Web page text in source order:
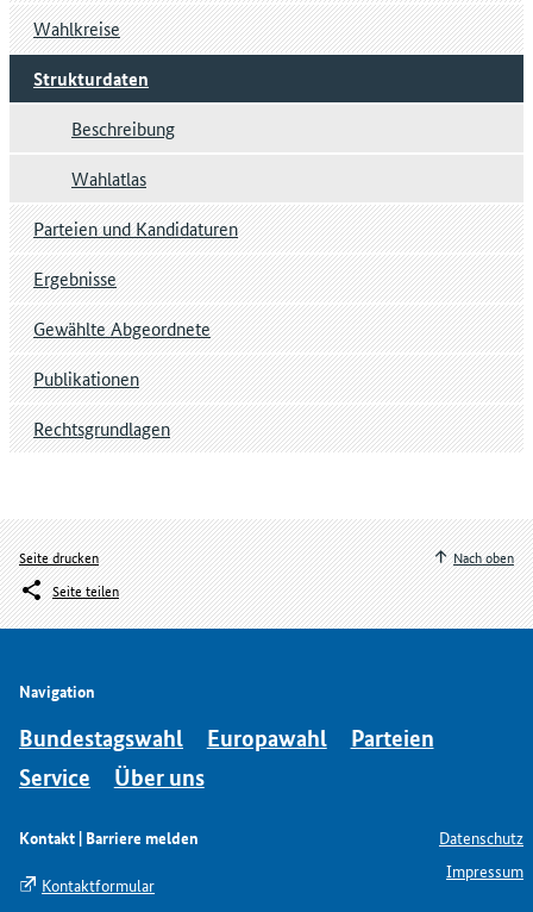
Wahlkreise
Strukturdaten
Beschreibung
Wahlatlas
Parteien und Kandidaturen
Ergebnisse
Gewählte Abgeordnete
Publikationen
Rechtsgrundlagen
Seite drucken
Seite teilen
Nach oben
Navigation
Bundestagswahl Europawahl
Parteien
Service
Über uns
Kontakt | Barriere melden
Kontaktformular
Datenschutz
Impressum